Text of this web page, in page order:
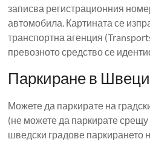
записва регистрационния
автомобила. Картината се
транспортна агенция
превозното средство се
Паркиране в
Можете да паркирате на
(не можете да паркирате
шведски градове паркирането